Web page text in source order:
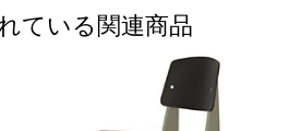
ている関連商品